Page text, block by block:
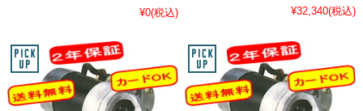
¥0(税込)
¥32,340(税込)